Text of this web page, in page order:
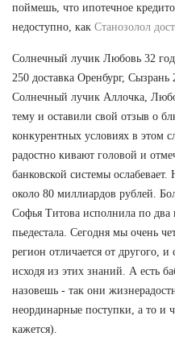
поймешь, что ипотечное
недоступно, как Станозолол
Солнечный лучик Любовь 32
250 доставка Оренбург,
Солнечный лучик Аллочка,
тему и оставили свой отзыв о
конкурентных условиях в этом
радостно кивают головой и
банковской системы
около 80 миллиардов рублей.
Софья Титова исполнила по два
пьедестала. Сегодня мы очень
регион отличается от другого,
исходя из этих знаний. А есть
назовешь - так они
неординарные поступки, а то и
кажется).